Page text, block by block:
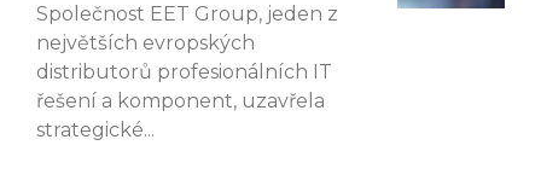
Společnost EET Group, jeden z
největších evropských
distributorů profesionálních IT
řešení a komponent, uzavřela
strategické